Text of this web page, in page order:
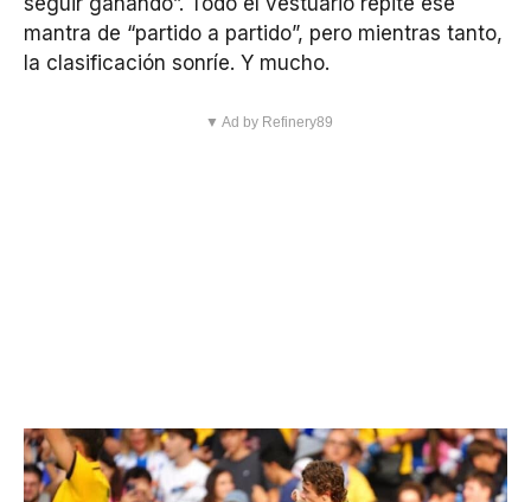
mantra de “partido a partido”, pero mientras tanto,
la clasificación sonríe. Y mucho.
▼ Ad by Refinery89